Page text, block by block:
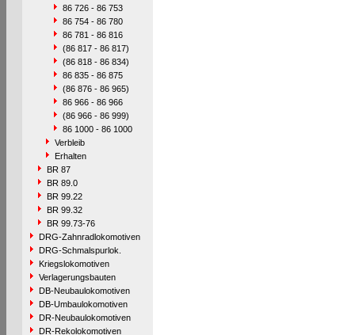
86 726 - 86 753
86 754 - 86 780
86 781 - 86 816
(86 817 - 86 817)
(86 818 - 86 834)
86 835 - 86 875
(86 876 - 86 965)
86 966 - 86 966
(86 966 - 86 999)
86 1000 - 86 1000
Verbleib
Erhalten
BR 87
BR 89.0
BR 99.22
BR 99.32
BR 99.73-76
DRG-Zahnradlokomotiven
DRG-Schmalspurlok.
Kriegslokomotiven
Verlagerungsbauten
DB-Neubaulokomotiven
DB-Umbaulokomotiven
DR-Neubaulokomotiven
DR-Rekolokomotiven